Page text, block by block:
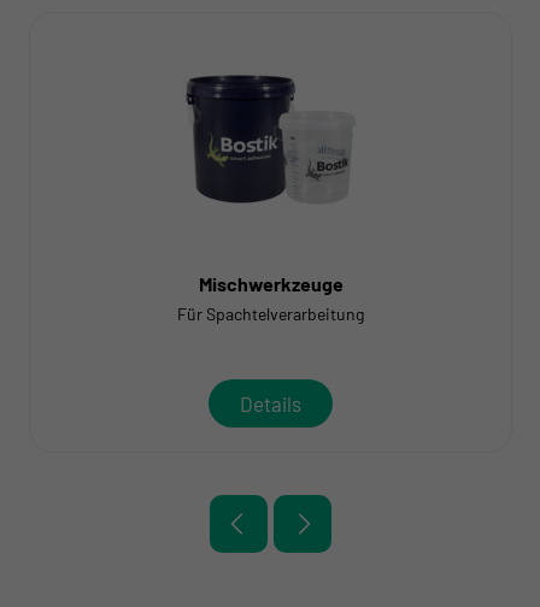
Mischwerkzeuge
Für Spachtelverarbeitung
Details